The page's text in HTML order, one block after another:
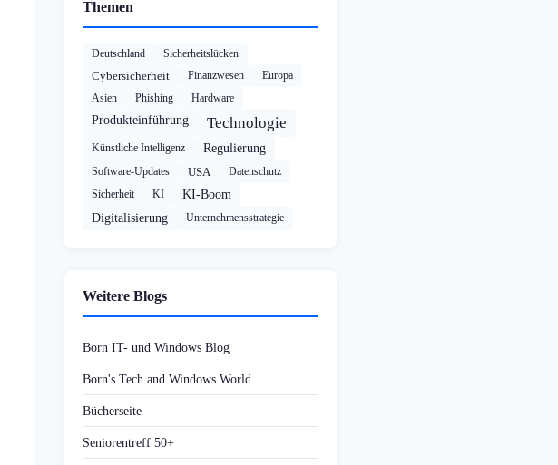
Themen
Deutschland Sicherheitslücken
Cybersicherheit Finanzwesen
Europa
Asien
Phishing Hardware
Produkteinführung Technologie
Künstliche Intelligenz Regulierung
Software-Updates USA
Datenschutz
Sicherheit
KI
KI-Boom
Digitalisierung
Unternehmensstrategie
Weitere Blogs
Born IT- und Windows Blog
Born's Tech and Windows World
Bücherseite
Seniorentreff 50+